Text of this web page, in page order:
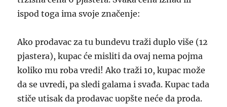
ispod toga ima svoje značenje:
Ako prodavac za tu bundevu traži duplo više (12
pjastera), kupac će misliti da ovaj nema pojma
koliko mu roba vredi! Ako traži 10, kupac može
da se uvredi, pa sledi galama i svađa. Kupac tada
stiče utisak da prodavac uopšte neće da proda.